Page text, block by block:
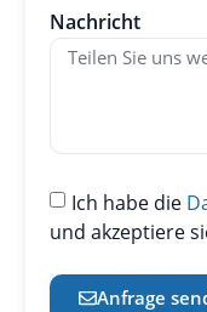
Nachricht
Ich habe die
und akzeptiere
Anfrage